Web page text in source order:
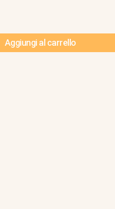
Aggiungi al carrello